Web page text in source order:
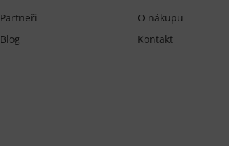
Partneři
O nákupu
Blog
Kontakt